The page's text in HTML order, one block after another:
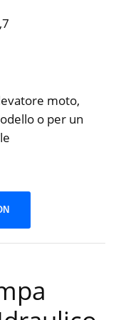
moto,
o per un